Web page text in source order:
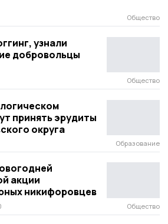
Общество
узнали
добровольцы
Общество
принять эрудиты
округа
Образование
акции
никифоровцев
Общество